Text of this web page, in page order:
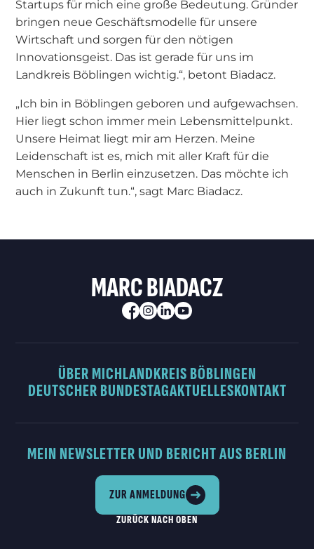
Startups für mich eine große Bedeutung. Gründer
bringen neue Geschäftsmodelle für unsere
Wirtschaft und sorgen für den nötigen
Innovationsgeist. Das ist gerade für uns im
Landkreis Böblingen wichtig.“, betont Biadacz.
„Ich bin in Böblingen geboren und aufgewachsen.
Hier liegt schon immer mein Lebensmittelpunkt.
Unsere Heimat liegt mir am Herzen. Meine
Leidenschaft ist es, mich mit aller Kraft für die
Menschen in Berlin einzusetzen. Das möchte ich
auch in Zukunft tun.“, sagt Marc Biadacz.
MARC BIADACZ
ÜBER MICHLANDKREIS BÖBLINGEN
DEUTSCHER BUNDESTAGAKTUELLESKONTAKT
MEIN NEWSLETTER UND BERICHT AUS BERLIN
ZUR ANMELDUNG
ZURÜCK NACH OBEN